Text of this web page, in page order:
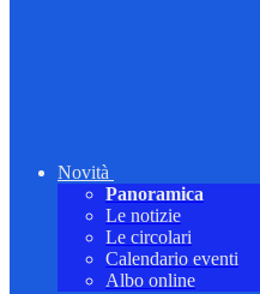
Novità
Panoramica
Le notizie
Le circolari
Calendario eventi
Albo online